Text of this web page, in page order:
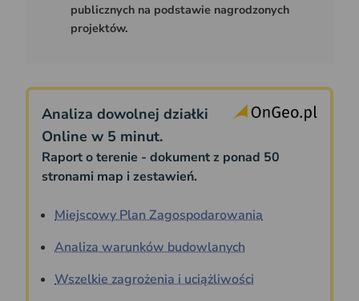
publicznych na podstawie nagrodzonych
projektów.
Analiza dowolnej działki
Online w 5 minut.
Raport o terenie - dokument z ponad 50
stronami map i zestawień.
Miejscowy Plan Zagospodarowania
Analiza warunków budowlanych
Wszelkie zagrożenia i uciążliwości